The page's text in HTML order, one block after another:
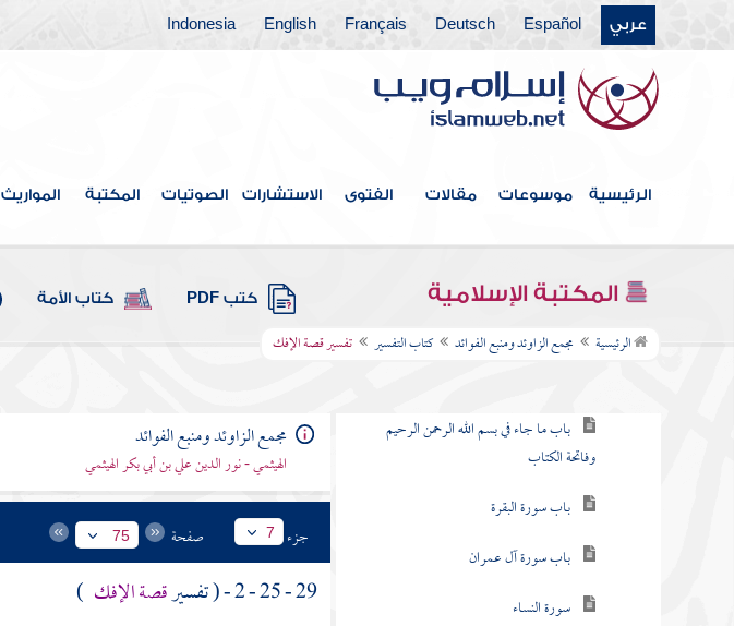
عربي Español
Deutsch
Français
English
Indonesia
الرئيسية موسوعات مقالات الفتوى الاستشارات الصوتيات المكتبة المواريث
المكتبة الإسلامية كتب PDF كتاب الأمة
الرئيسية مجمع الزاوئد ومنبع الفوائد كتاب التفسير تفسير قصة الإفك
كتاب الخلافة
كتاب الجهاد
كتاب المغازي والسير
كتاب قتال أهل البغي
كتاب الحدود والديات
كتاب الديات
كتاب التفسير
باب ما جاء في بسم الله الرحمن الرحيم
وفاتحة الكتاب
باب سورة البقرة
باب سورة آل عمران
سورة النساء
مجمع الزاوئد ومنبع الفوائد
الهيثمي - نور الدين علي بن أبي بكر الهيثمي
جزء 7 صفحة 75
29 - 25 - 2 - ( تفسير قصة الإفك )